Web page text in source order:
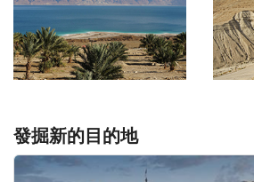
發掘新的目的地